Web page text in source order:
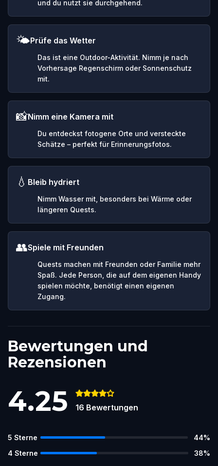
und du nutzt sie durchgehend.
🌤️Prüfe das Wetter
Das ist eine Outdoor-Aktivität. Nimm je nach
Vorhersage Regenschirm oder Sonnenschutz
mit.
📸Nimm eine Kamera mit
Du entdeckst fotogene Orte und versteckte
Schätze – perfekt für Erinnerungsfotos.
💧 Bleib hydriert
Nimm Wasser mit, besonders bei Wärme oder
längeren Quests.
👥Spiele mit Freunden
Quests machen mit Freunden oder Familie mehr
Spaß. Jede Person, die auf dem eigenen Handy
spielen möchte, benötigt einen eigenen
Zugang.
Bewertungen und
Rezensionen
4.25 16 Bewertungen
5 Sterne 44%
4 Sterne 38%